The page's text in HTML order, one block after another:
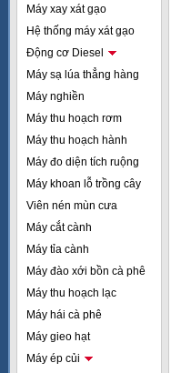
Máy xay xát gạo
Hệ thống máy xát gạo
Động cơ Diesel
Máy sạ lúa thẳng hàng
Máy nghiền
Máy thu hoạch rơm
Máy thu hoạch hành
Máy đo diện tích ruộng
Máy khoan lỗ trồng cây
Viên nén mùn cưa
Máy cắt cành
Máy tỉa cành
Máy đào xới bồn cà phê
Máy thu hoạch lạc
Máy hái cà phê
Máy gieo hạt
Máy ép củi